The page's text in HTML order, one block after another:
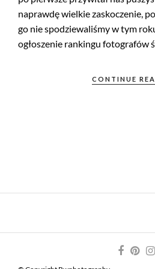
naprawdę wielkie zaskoczenie,
go nie spodziewaliśmy w tym
ogłoszenie rankingu fotografów
CONTINUE